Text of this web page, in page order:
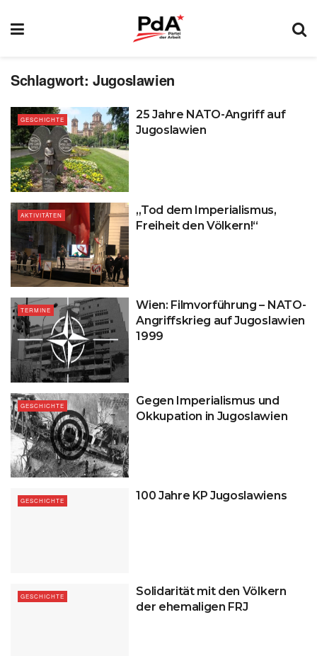
Schlagwort:Jugoslawien
GESCHICHTE
25 Jahre NATO-Angriff auf
Jugoslawien
AKTIVITÄTEN
„Tod dem Imperialismus,
Freiheit den Völkern!“
TERMINE
Wien: Filmvorführung – NATO-
Angriffskrieg auf Jugoslawien
1999
GESCHICHTE
Gegen Imperialismus und
Okkupation in Jugoslawien
GESCHICHTE 100 Jahre KP Jugoslawiens
GESCHICHTE
Solidarität mit den Völkern
der ehemaligen FRJ